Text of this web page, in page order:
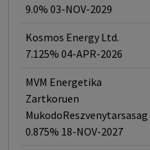
9.0% 03-NOV-2029
Kosmos Energy Ltd.
7.125% 04-APR-2026
MVM Energetika
Zartkoruen
MukodoReszvenytarsasag
0.875% 18-NOV-2027